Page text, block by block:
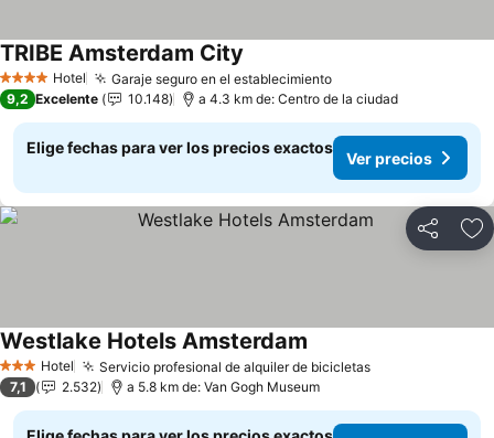
4 EstrellasHotel Garaje seguro en el establecimiento
TRIBE Amsterdam City
9,2 Excelente 10.148 a 4.3 km de: Centro de la ciudad
Elige fechas para ver los precios exactos
Ver precios
Compartir
3 Estrellas
Hotel Servicio profesional de alquiler de bicicletas
Westlake Hotels Amsterdam
7,1 2.532 a 5.8 km de: Van Gogh Museum